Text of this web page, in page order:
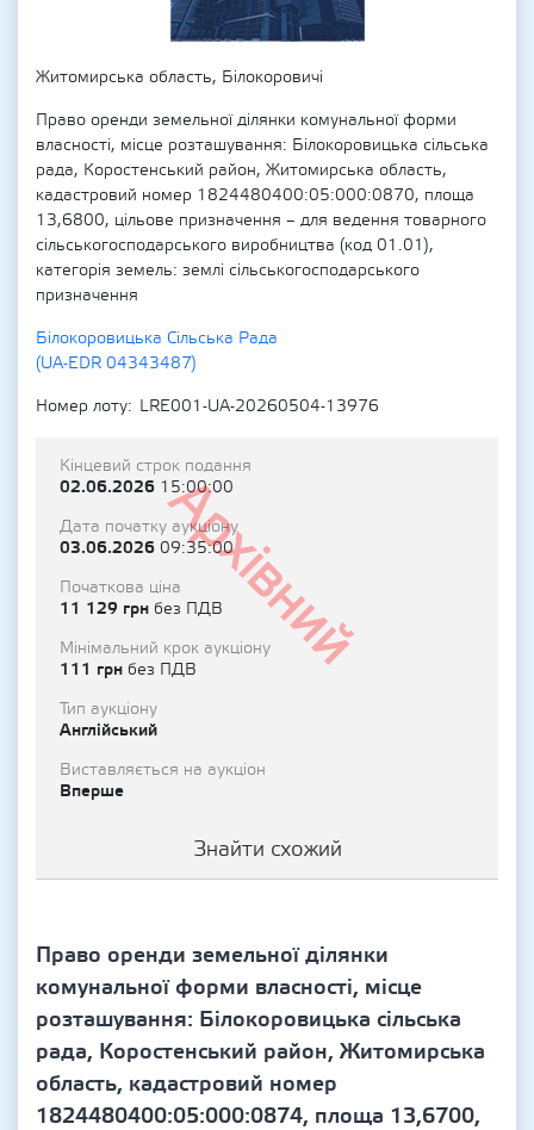
Житомирська область, Білокоровичі
Право оренди земельної ділянки комунальної форми
власності, місце розташування: Білокоровицька сільська
рада, Коростенський район, Житомирська область,
кадастровий номер 1824480400:05:000:0870, площа
13,6800, цільове призначення – для ведення товарного
сільськогосподарського виробництва (код 01.01),
категорія земель: землі сільськогосподарського
призначення
Білокоровицька Сільська Рада
(UA-EDR 04343487)
Номер лоту
LRE001-UA-20260504-13976
Архівний
Кінцевий строк подання
02.06.2026 15:00:00
Дата початку аукціону
03.06.2026 09:35:00
Початкова ціна
11 129 грн без ПДВ
Мінімальний крок аукціону
111 грн без ПДВ
Тип аукціону
Англійський
Виставляється на аукціон
Вперше
Знайти схожий
Право оренди земельної ділянки
комунальної форми власності, місце
розташування: Білокоровицька сільська
рада, Коростенський район, Житомирська
область, кадастровий номер
1824480400:05:000:0874, площа 13,6700,